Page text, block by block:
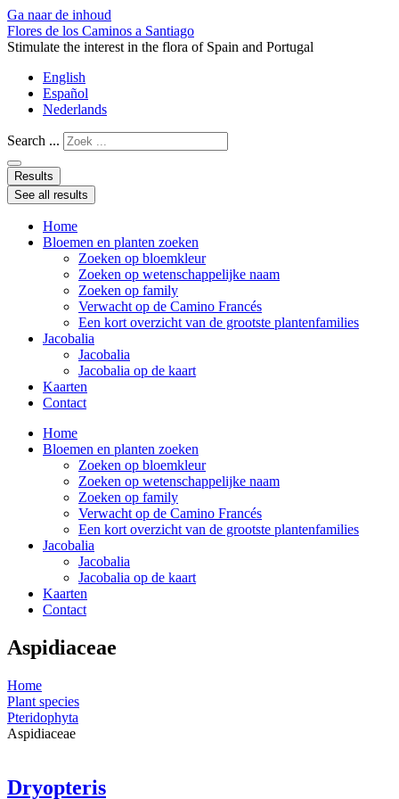
Ga naar de inhoud
Flores de los Caminos a Santiago
Stimulate the interest in the flora of Spain and Portugal
English
Español
Nederlands
Search ...
Results
See all results
Home
Bloemen en planten zoeken
Zoeken op bloemkleur
Zoeken op wetenschappelijke naam
Zoeken op family
Verwacht op de Camino Francés
Een kort overzicht van de grootste plantenfamilies
Jacobalia
Jacobalia
Jacobalia op de kaart
Kaarten
Contact
Home
Bloemen en planten zoeken
Zoeken op bloemkleur
Zoeken op wetenschappelijke naam
Zoeken op family
Verwacht op de Camino Francés
Een kort overzicht van de grootste plantenfamilies
Jacobalia
Jacobalia
Jacobalia op de kaart
Kaarten
Contact
Aspidiaceae
Home
Plant species
Pteridophyta
Aspidiaceae
Dryopteris